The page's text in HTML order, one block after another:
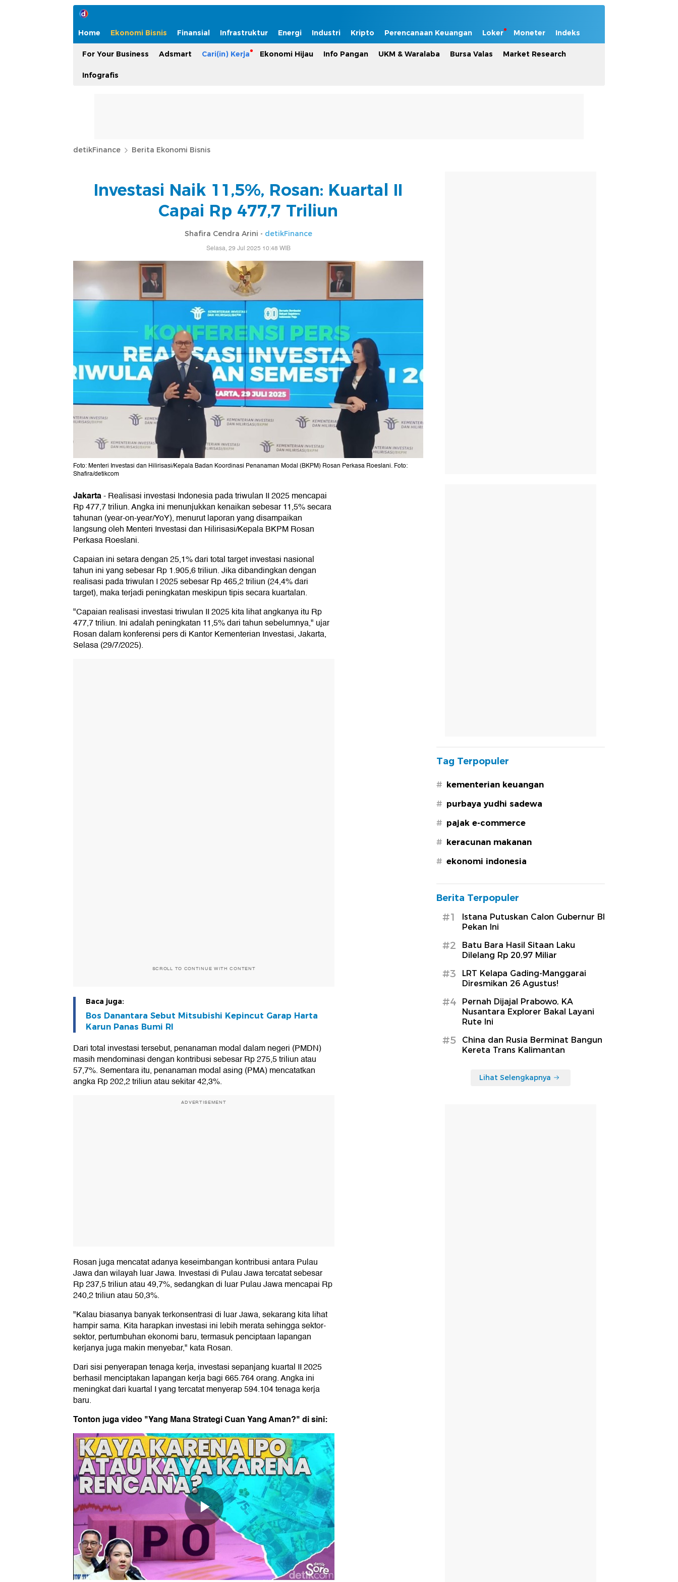
Home Ekonomi Bisnis Finansial Infrastruktur Energi Industri Kripto Perencanaan Keuangan Loker Moneter Indeks
For Your Business Adsmart Cari(in) Kerja Ekonomi Hijau Info Pangan UKM & Waralaba Bursa Valas Market Research
Infografis
detikFinance Berita Ekonomi Bisnis
Investasi Naik 11,5%, Rosan: Kuartal II
Capai Rp 477,7 Triliun
Shafira Cendra Arini - detikFinance
Selasa, 29 Jul 2025 10:48 WIB
Foto: Menteri Investasi dan Hilirisasi/Kepala Badan Koordinasi Penanaman Modal (BKPM) Rosan Perkasa Roeslani. Foto:
Shafira/detikcom
Jakarta-Realisasi investasi Indonesia pada triwulan II 2025 mencapai
Rp 477,7 triliun. Angka ini menunjukkan kenaikan sebesar 11,5% secara
tahunan (year-on-year/YoY), menurut laporan yang disampaikan
langsung oleh Menteri Investasi dan Hilirisasi/Kepala BKPM Rosan
Perkasa Roeslani.
Capaian ini setara dengan 25,1% dari total target investasi nasional
tahun ini yang sebesar Rp 1.905,6 triliun. Jika dibandingkan dengan
realisasi pada triwulan I 2025 sebesar Rp 465,2 triliun (24,4% dari
target), maka terjadi peningkatan meskipun tipis secara kuartalan.
"Capaian realisasi investasi triwulan II 2025 kita lihat angkanya itu Rp
477,7 triliun. Ini adalah peningkatan 11,5% dari tahun sebelumnya," ujar
Rosan dalam konferensi pers di Kantor Kementerian Investasi, Jakarta,
Selasa (29/7/2025).
SCROLL TO CONTINUE WITH CONTENT
Baca juga:
Bos Danantara Sebut Mitsubishi Kepincut Garap Harta
Karun Panas Bumi RI
Dari total investasi tersebut, penanaman modal dalam negeri (PMDN)
masih mendominasi dengan kontribusi sebesar Rp 275,5 triliun atau
57,7%. Sementara itu, penanaman modal asing (PMA) mencatatkan
angka Rp 202,2 triliun atau sekitar 42,3%.
ADVERTISEMENT
Rosan juga mencatat adanya keseimbangan kontribusi antara Pulau
Jawa dan wilayah luar Jawa. Investasi di Pulau Jawa tercatat sebesar
Rp 237,5 triliun atau 49,7%, sedangkan di luar Pulau Jawa mencapai Rp
240,2 triliun atau 50,3%.
"Kalau biasanya banyak terkonsentrasi di luar Jawa, sekarang kita lihat
hampir sama. Kita harapkan investasi ini lebih merata sehingga sektor-
sektor, pertumbuhan ekonomi baru, termasuk penciptaan lapangan
kerjanya juga makin menyebar," kata Rosan.
Dari sisi penyerapan tenaga kerja, investasi sepanjang kuartal II 2025
berhasil menciptakan lapangan kerja bagi 665.764 orang. Angka ini
meningkat dari kuartal I yang tercatat menyerap 594.104 tenaga kerja
baru.
Tonton juga video "Yang Mana Strategi Cuan Yang Aman?" di sini:
Tag Terpopuler
# kementerian keuangan
# purbaya yudhi sadewa
# pajak e-commerce
# keracunan makanan
# ekonomi indonesia
Berita Terpopuler
#1
Istana Putuskan Calon Gubernur BI
Pekan Ini
#2
Batu Bara Hasil Sitaan Laku
Dilelang Rp 20,97 Miliar
#3
LRT Kelapa Gading-Manggarai
Diresmikan 26 Agustus!
#4
Pernah Dijajal Prabowo, KA
Nusantara Explorer Bakal Layani
Rute Ini
#5
China dan Rusia Berminat Bangun
Kereta Trans Kalimantan
Lihat Selengkapnya